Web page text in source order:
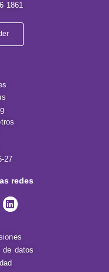
1861
27
redes
de datos